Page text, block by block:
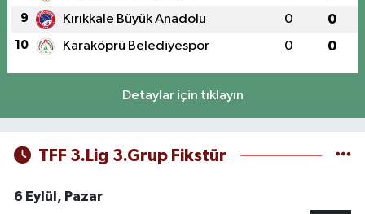
9 Kırıkkale Büyük Anadolu 0 0
10 Karaköprü Belediyespor 0 0
Detaylar için tıklayın
TFF 3.Lig 3.Grup Fikstür
6 Eylül, Pazar